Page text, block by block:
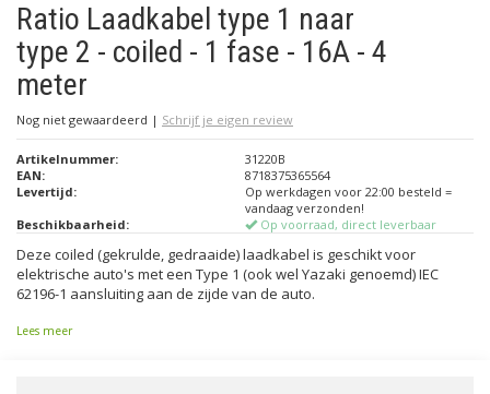
Ratio Laadkabel type 1 naar
type 2 - coiled - 1 fase - 16A - 4
meter
Nog niet gewaardeerd | Schrijf je eigen review
Artikelnummer:
31220B
EAN:
8718375365564
Levertijd:
Op werkdagen voor 22:00 besteld =
vandaag verzonden!
Beschikbaarheid:
Op voorraad, direct leverbaar
Deze coiled (gekrulde, gedraaide) laadkabel is geschikt voor
elektrische auto's met een Type 1 (ook wel Yazaki genoemd) IEC
62196-1 aansluiting aan de zijde van de auto.
Lees meer